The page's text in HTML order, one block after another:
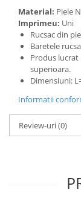
Material: Piele
Imprimeu: Uni
Rucsac din
Baretele
Produs
superioara.
Dimensiuni:
Informatii
Review-uri(0)